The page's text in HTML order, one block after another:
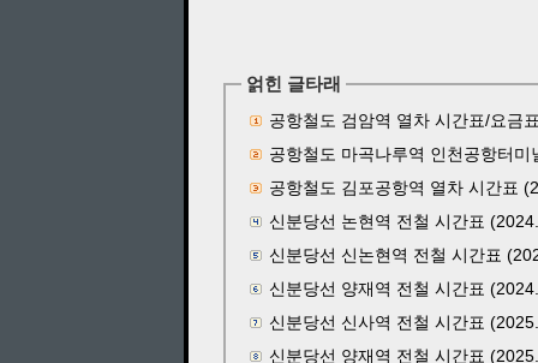
얽힌 글타래
공항철도 검암역 열차 시간표/요금
공항철도 마곡나루역 인천공항터
공항철도 김포공항역 열차 시간표
신분당선 논현역 전철 시간표
신분당선 신논현역 전철 시간표
신분당선 양재역 전철 시간표
신분당선 신사역 전철 시간표
신분당선 양재역 전철 시간표